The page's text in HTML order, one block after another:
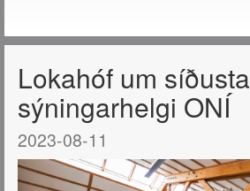
Lokahóf um síðusta
sýningarhelgi ONÍ
2023-08-11